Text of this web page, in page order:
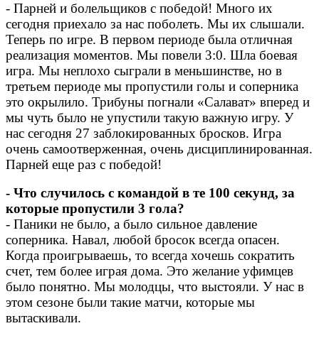
- Парней и болельщиков с победой! Много их
сегодня приехало за нас поболеть. Мы их слышали.
Теперь по игре. В первом периоде была отличная
реализация моментов. Мы повели 3:0. Шла боевая
игра. Мы неплохо сыграли в меньшинстве, но в
третьем периоде мы пропустили голы и соперника
это окрылило. Трибуны погнали «Салават» вперед и
мы чуть было не упустили такую важную игру. У
нас сегодня 27 заблокированных бросков. Игра
очень самоотверженная, очень дисциплинированная.
Парней еще раз с победой!
- Что случилось с командой в те 100 секунд, за
которые пропустили 3 гола?
- Паники не было, а было сильное давление
соперника. Навал, любой бросок всегда опасен.
Когда проигрываешь, то всегда хочешь сократить
счет, тем более играя дома. Это желание уфимцев
было понятно. Мы молодцы, что выстояли. У нас в
этом сезоне были такие матчи, которые мы
вытаскивали.